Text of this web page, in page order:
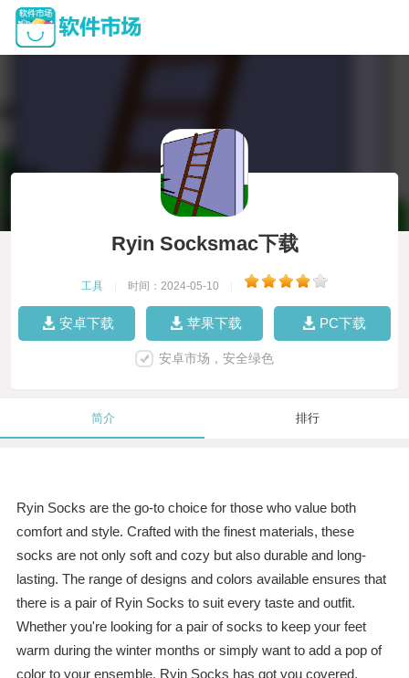
Ryin Socksmac下载
工具 时间：2024-05-10
安卓下载 苹果下载 PC下载
安卓市场，安全绿色
简介 排行
Ryin Socks are the go-to choice for those who value both
comfort and style. Crafted with the finest materials, these
socks are not only soft and cozy but also durable and long-
lasting. The range of designs and colors available ensures that
there is a pair of Ryin Socks to suit every taste and outfit.
Whether you're looking for a pair of socks to keep your feet
warm during the winter months or simply want to add a pop of
color to your ensemble, Ryin Socks has got you covered.